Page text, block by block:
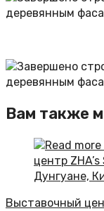
Вам также
Выставочный